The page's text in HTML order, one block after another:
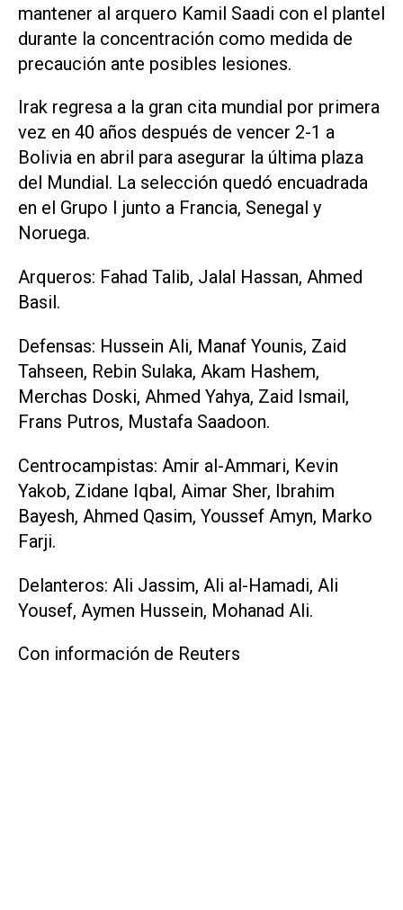
mantener al arquero Kamil Saadi con el plantel
durante la concentración como medida ⁠de
precaución ante posibles lesiones.
Irak regresa a la gran cita mundial por primera
vez en 40 años después de vencer 2-1 a
Bolivia en abril para asegurar la última plaza
del Mundial. La selección quedó encuadrada
en el Grupo ‌I junto a Francia, Senegal y
Noruega.
Arqueros: Fahad Talib, Jalal Hassan, Ahmed
Basil.
Defensas: Hussein Ali, Manaf Younis, Zaid
Tahseen, Rebin Sulaka, Akam Hashem,
Merchas Doski, Ahmed Yahya, Zaid Ismail,
Frans Putros, ‌Mustafa Saadoon.
Centrocampistas: Amir al-Ammari, Kevin
Yakob, Zidane Iqbal, Aimar Sher, Ibrahim
Bayesh, Ahmed Qasim, Youssef Amyn, Marko
‌Farji.
Delanteros: Ali ⁠Jassim, Ali al-Hamadi, Ali
Yousef, Aymen Hussein, Mohanad Ali.
Con información de Reuters